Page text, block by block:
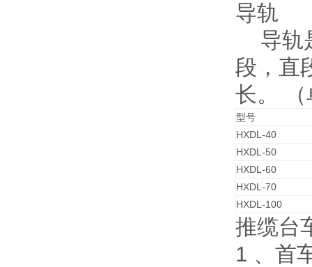
导轨
导轨
段，直
长。
型号
HXDL-40
HXDL-50
HXDL-60
HXDL-70
HXDL-100
推缆台
1 、首